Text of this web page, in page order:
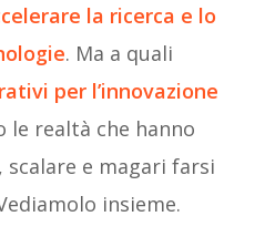
la ricerca e lo
. Ma a quali
per l’innovazione
le realtà che hanno
scalare e magari farsi
insieme.